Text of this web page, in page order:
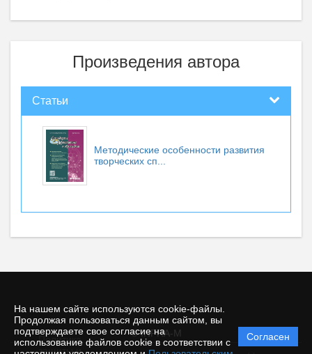
На нашем сайте используются cookie-файлы.
Продолжая пользоваться данным сайтом, вы
подтверждаете свое согласие на
использование файлов cookie в соответствии с
Согласен
Произведения автора
Статьи
Методические особенности развития
творческих сп...
© INFRA-M
Политика
защиты и